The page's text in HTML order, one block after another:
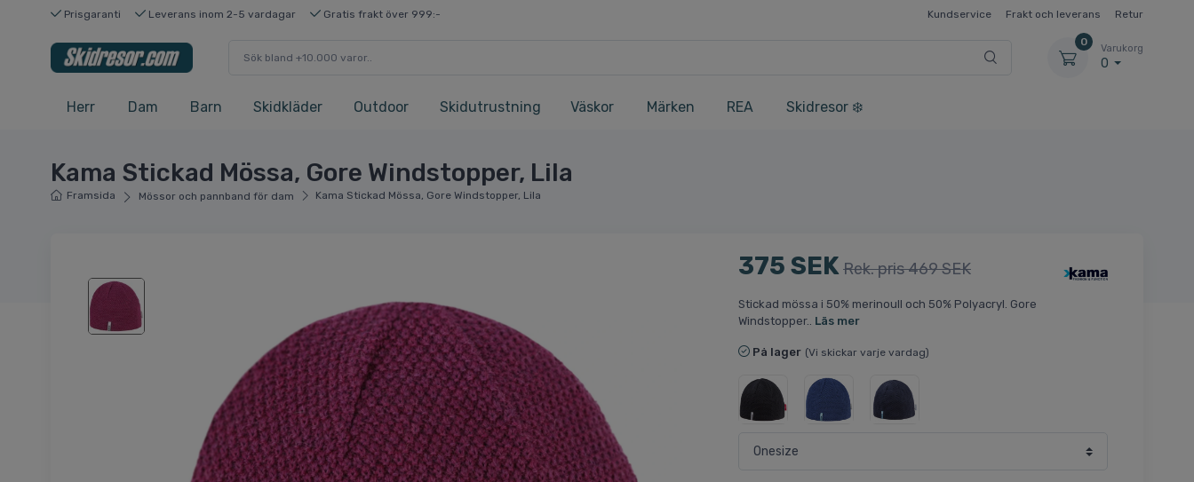
Prisgaranti Leverans inom 2-5 vardagar Gratis frakt över 999:- Kundservice Frakt och leverans Retur
0
Varukorg
0
Herr Dam Barn Skidkläder Outdoor Skidutrustning Väskor Märken REA Skidresor ❄️
Kama Stickad Mössa, Gore Windstopper, Lila
Framsida Mössor och pannband för dam Kama Stickad Mössa, Gore Windstopper, Lila
375 SEK Rek. pris 469 SEK
Stickad mössa i 50% merinoull och 50% Polyacryl. Gore
Windstopper.. Läs mer
På lager (Vi skickar varje vardag)